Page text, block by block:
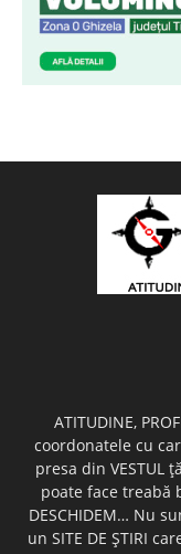
ATITUDINE,
coordonatele cu
presa din VESTUL
poate face treabă
DESCHIDEM… Nu
un SITE DE ŞTIRI